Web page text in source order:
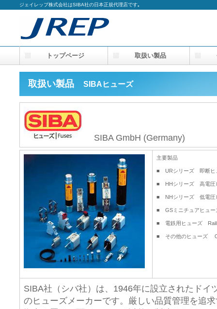
ジェイレップ株式会社はSIBA社の日本正規代理店です｡
取扱い製品 SIBAヒューズ
SIBA GmbH (Germany)
主要製品
■ URシリーズ 即断ヒ
■ HHシリーズ 高電圧
■ NHシリーズ 低電圧
■ GSミニチュアヒュ
■ 電鉄用ヒューズ
■ その他のヒューズ
SIBA社（シバ社）は、1946年に設立されたドイ
のヒューズメーカーです。厳しい品質管理を追
トップページ 取扱い製品